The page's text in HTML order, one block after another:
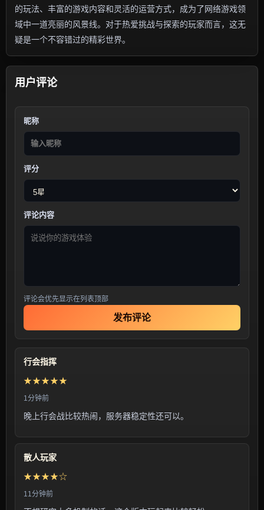
的玩法、丰富的游戏内容和灵活的运营方式，成为了网络游戏领
域中一道亮丽的风景线。对于热爱挑战与探索的玩家而言，这无
疑是一个不容错过的精彩世界。
用户评论
昵称
评分
评论内容
评论会优先显示在列表顶部
发布评论
行会指挥
★★★★★
1分钟前
晚上行会战比较热闹，服务器稳定性还可以。
散人玩家
★★★★☆
11分钟前